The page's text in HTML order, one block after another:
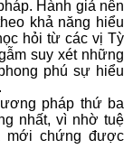
Hành giả nên
khả năng hiểu
hỏi từ các vị Tỳ
suy xét những
phú sự hiểu
pháp thứ ba
nhất, vì nhờ tuệ
mới chứng được